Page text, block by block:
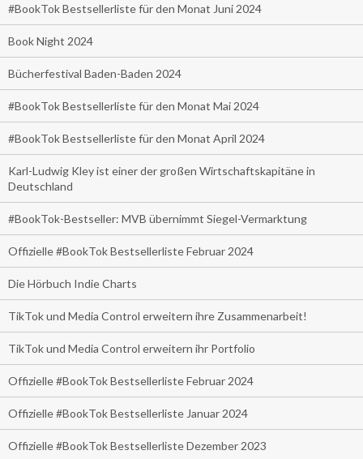
#BookTok Bestsellerliste für den Monat Juni 2024
Book Night 2024
Bücherfestival Baden-Baden 2024
#BookTok Bestsellerliste für den Monat Mai 2024
#BookTok Bestsellerliste für den Monat April 2024
Karl-Ludwig Kley ist einer der großen Wirtschaftskapitäne in
Deutschland
#BookTok-Bestseller: MVB übernimmt Siegel-Vermarktung
Offizielle #BookTok Bestsellerliste Februar 2024
Die Hörbuch Indie Charts
TikTok und Media Control erweitern ihre Zusammenarbeit!
TikTok und Media Control erweitern ihr Portfolio
Offizielle #BookTok Bestsellerliste Februar 2024
Offizielle #BookTok Bestsellerliste Januar 2024
Offizielle #BookTok Bestsellerliste Dezember 2023